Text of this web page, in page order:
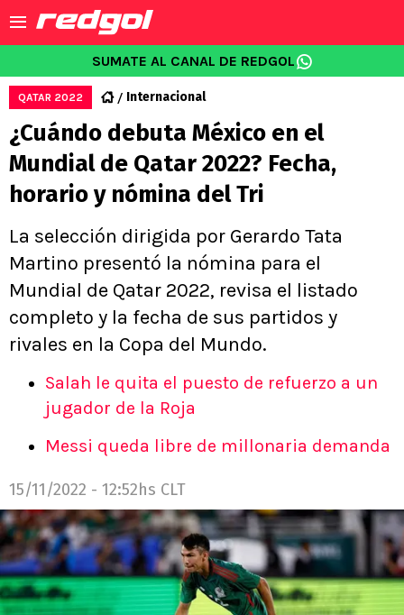
SUMATE AL CANAL DE REDGOL
QATAR 2022 Internacional
¿Cuándo debuta México en el
Mundial de Qatar 2022? Fecha,
horario y nómina del Tri
La selección dirigida por Gerardo Tata
Martino presentó la nómina para el
Mundial de Qatar 2022, revisa el listado
completo y la fecha de sus partidos y
rivales en la Copa del Mundo.
Salah le quita el puesto de refuerzo a un
jugador de la Roja
Messi queda libre de millonaria demanda
15/11/2022 - 12:52hs CLT